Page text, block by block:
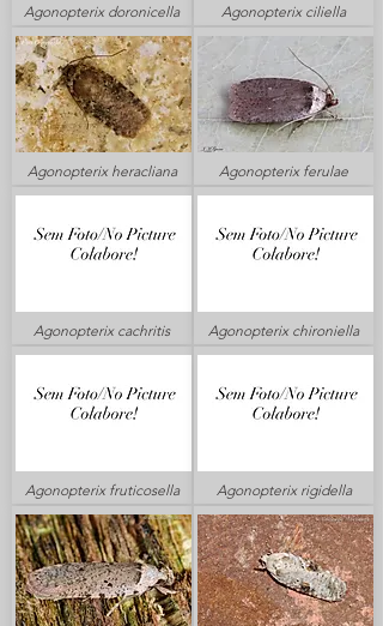
Agonopterix doronicella
Agonopterix heracliana
Agonopterix cachritis
Agonopterix fruticosella
Agonopterix ciliella
Agonopterix ferulae
Agonopterix chironiella
Agonopterix rigidella